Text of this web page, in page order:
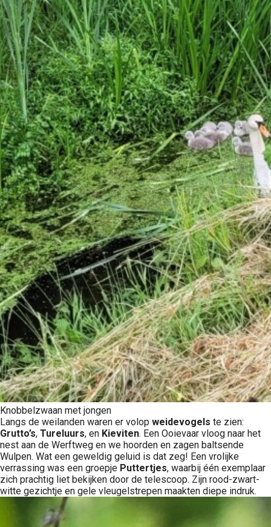
Knobbelzwaan met jongen
Langs de weilanden waren er volop weidevogels te zien:
Grutto’s, Tureluurs, en Kieviten. Een Ooievaar vloog naar het
nest aan de Werftweg en we hoorden en zagen baltsende
Wulpen. Wat een geweldig geluid is dat zeg! Een vrolijke
verrassing was een groepje Puttertjes, waarbij één exemplaar
zich prachtig liet bekijken door de telescoop. Zijn rood-zwart-
witte gezichtje en gele vleugelstrepen maakten diepe indruk.